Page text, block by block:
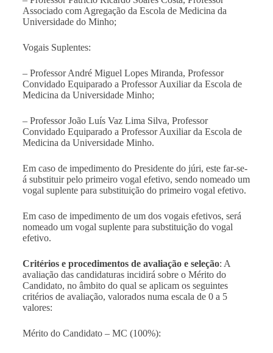
Associado com Agregação da Escola de Medicina da
Universidade do Minho;
Vogais Suplentes:
– Professor André Miguel Lopes Miranda, Professor
Convidado Equiparado a Professor Auxiliar da Escola de
Medicina da Universidade Minho;
– Professor João Luís Vaz Lima Silva, Professor
Convidado Equiparado a Professor Auxiliar da Escola de
Medicina da Universidade Minho.
Em caso de impedimento do Presidente do júri, este far-se-
á substituir pelo primeiro vogal efetivo, sendo nomeado um
vogal suplente para substituição do primeiro vogal efetivo.
Em caso de impedimento de um dos vogais efetivos, será
nomeado um vogal suplente para substituição do vogal
efetivo.
Critérios e procedimentos de avaliação e seleção: A
avaliação das candidaturas incidirá sobre o Mérito do
Candidato, no âmbito do qual se aplicam os seguintes
critérios de avaliação, valorados numa escala de 0 a 5
valores:
Mérito do Candidato – MC (100%):